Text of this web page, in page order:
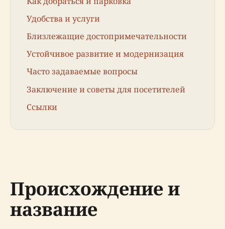
Удобства и услуги
Близлежащие достопримечательности
Устойчивое развитие и модернизация
Часто задаваемые вопросы
Заключение и советы для посетителей
Ссылки
Происхождение и
название